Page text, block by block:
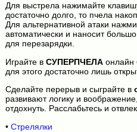
Для выстрела нажимайте
достаточно долго, то пчела
Для альтернативной атаки
автоматически и наносит
для перезарядки.
Играйте в СУПЕРПЧЕЛАонлайн
для этого достаточно лишь
Сделайте перерыв и сыграйте в
развивают логику и
отдохнуть. Расслабьтесь и
• Стрелялки